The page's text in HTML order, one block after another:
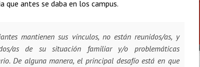
que antes se daba en los campus.
mantienen sus vínculos, no están reunidos/as, y
as de su situación familiar y/o problemáticas
De alguna manera, el principal desafío está en que